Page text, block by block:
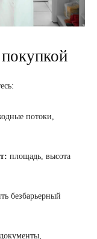
потоки,
площадь, высота
безбарьерный